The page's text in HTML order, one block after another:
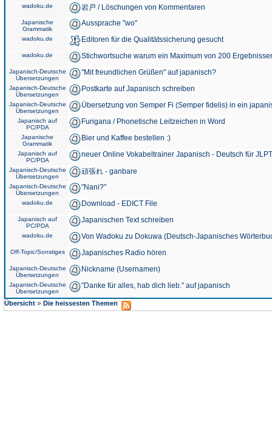
wadoku.de 岩戸 / Löschungen von Kommentaren
Japanische
Grammatik
Aussprache "wo"
wadoku.de Editoren für die Qualitätssicherung gesucht
wadoku.de Stichwortsuche warum ein Maximum von 200
Japanisch-Deutsche
Übersetzungen
"Mit freundlichen Grüßen" auf japanisch?
Japanisch-Deutsche
Übersetzungen
Postkarte auf Japanisch schreiben
Japanisch-Deutsche
Übersetzungen
Übersetzung von Semper Fi (Semper fidelis) in ein
Japanisch auf
PC/PDA
Furigana / Phonetische Leitzeichen in Word
Japanische
Grammatik
Bier und Kaffee bestellen :)
Japanisch auf
PC/PDA
neuer Online Vokabeltrainer Japanisch - Deutsch für
Japanisch-Deutsche
Übersetzungen
頑張れ - ganbare
Japanisch-Deutsche
Übersetzungen
"Nani?"
wadoku.de Download - EDICT File
Japanisch auf
PC/PDA
Japanischen Text schreiben
wadoku.de Von Wadoku zu Dokuwa (Deutsch-Japanisches
Off-Topic/Sonstiges Japanisches Radio hören
Japanisch-Deutsche
Übersetzungen
Nickname (Usernamen)
Japanisch-Deutsche
Übersetzungen
"Danke für alles, hab dich lieb." auf japanisch
Übersicht » Die heissesten Themen